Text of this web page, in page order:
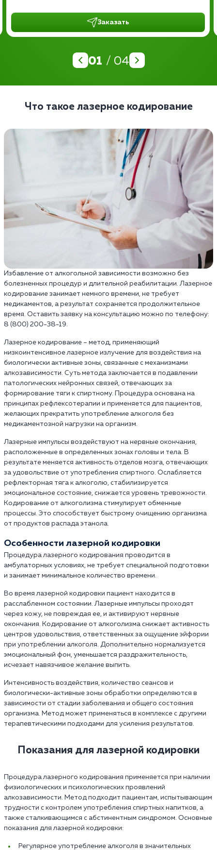
Заказать
01 / 04
Что такое лазерное кодирование
Избавление от алкогольной зависимости возможно без
болезненных процедур и длительной реабилитации. Лазерное
кодирование занимает немного времени, не требует
медикаментов, а результат сохраняется продолжительное
время. Оставить заявку на консультацию можно по телефону:
8 (800) 200-38-19.
Лазерное кодирование – метод, применяющий
низкоинтенсивное лазерное излучение для воздействия на
биологически активные зоны, связанные с механизмами
алкозависимости. Суть метода заключается в подавлении
патологических нейронных связей, отвечающих за
формирование тяги к спиртному. Процедура основана на
принципах рефлексотерапии и применяется для пациентов,
желающих прекратить употребление алкоголя без
медикаментозной нагрузки на организм.
Лазерные импульсы воздействуют на нервные окончания,
расположенные в определенных зонах головы и тела. В
результате меняется активность отделов мозга, отвечающих
за удовольствие от употребления спиртного. Ослабляется
рефлекторная тяга к алкоголю, стабилизируется
эмоциональное состояние, снижается уровень тревожности.
Кодирование от алкоголизма стимулирует обменные
процессы. Это способствует быстрому очищению организма
от продуктов распада этанола.
Особенности лазерной кодировки
Процедура лазерного кодирования проводится в
амбулаторных условиях, не требует специальной подготовки
и занимает минимальное количество времени.
Во время лазерной кодировки пациент находится в
расслабленном состоянии. Лазерные импульсы проходят
через кожу, не повреждая ее, и активируют нервные
окончания. Кодирование от алкоголизма снижает активность
центров удовольствия, ответственных за ощущение эйфории
при употреблении алкоголя. Дополнительно нормализуется
эмоциональный фон, уменьшается раздражительность,
исчезает навязчивое желание выпить.
Интенсивность воздействия, количество сеансов и
биологически-активные зоны обработки определяются в
зависимости от стадии заболевания и общего состояния
организма. Метод может применяться в комплексе с другими
терапевтическими подходами для усиления результатов.
Показания для лазерной кодировки
Процедура лазерного кодирования применяется при наличии
физиологических и психологических проявлений
алкозависимости. Метод подходит пациентам, испытывающим
трудности с контролем употребления спиртных напитков, а
также сталкивающимся с абстинентным синдромом. Основные
показания для лазерной кодировки:
Регулярное употребление алкоголя в значительных